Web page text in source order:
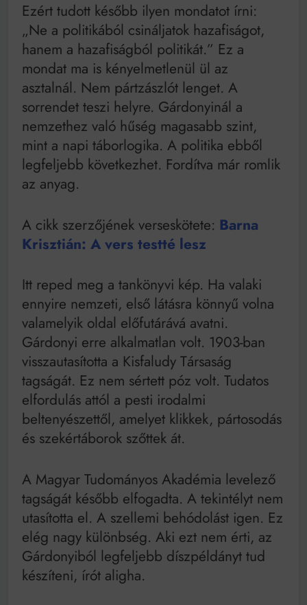
Ezért tudott később ilyen mondatot írni:
„Ne a politikából csináljatok hazafiságot,
hanem a hazafiságból politikát.” Ez a
mondat ma is kényelmetlenül ül az
asztalnál. Nem pártzászlót lenget. A
sorrendet teszi helyre. Gárdonyinál a
nemzethez való hűség magasabb szint,
mint a napi táborlogika. A politika ebből
legfeljebb következhet. Fordítva már romlik
az anyag.
A cikk szerzőjének verseskötete: Barna
Krisztián: A vers testté lesz
Itt reped meg a tankönyvi kép. Ha valaki
ennyire nemzeti, első látásra könnyű volna
valamelyik oldal előfutárává avatni.
Gárdonyi erre alkalmatlan volt. 1903-ban
visszautasította a Kisfaludy Társaság
tagságát. Ez nem sértett póz volt. Tudatos
elfordulás attól a pesti irodalmi
beltenyészettől, amelyet klikkek, pártosodás
és szekértáborok szőttek át.
A Magyar Tudományos Akadémia levelező
tagságát később elfogadta. A tekintélyt nem
utasította el. A szellemi behódolást igen. Ez
elég nagy különbség. Aki ezt nem érti, az
Gárdonyiból legfeljebb díszpéldányt tud
készíteni, írót aligha.